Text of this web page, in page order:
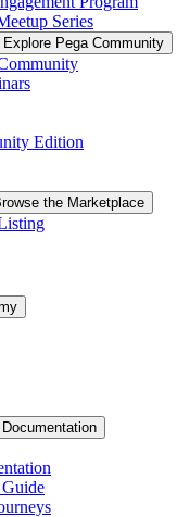
Series
Explore Pega Community
Edition
the Marketplace
Documentation